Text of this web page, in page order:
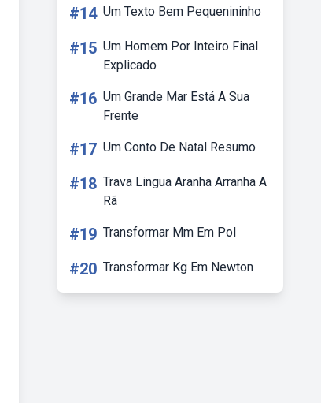
#14 Um Texto Bem Pequenininho
#15 Um Homem Por Inteiro Final
Explicado
#16 Um Grande Mar Está A Sua
Frente
#17 Um Conto De Natal Resumo
#18 Trava Lingua Aranha Arranha A
Rã
#19 Transformar Mm Em Pol
#20 Transformar Kg Em Newton